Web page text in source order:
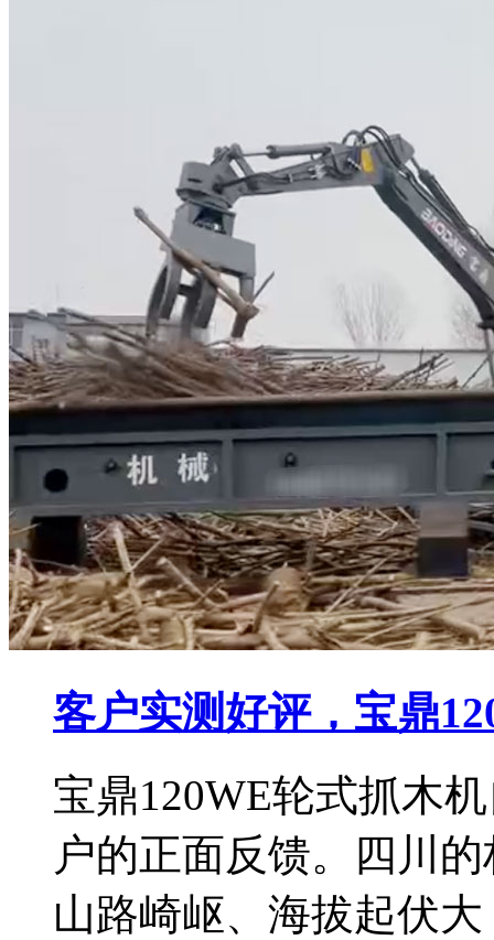
客户实测好评，宝鼎
宝鼎120WE轮式抓木
户的正面反馈。四川
山路崎岖、海拔起伏